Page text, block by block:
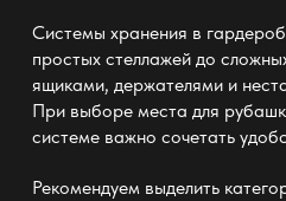
Системы хранения в
простых стеллажей до
ящиками, держателями и
При выборе места для
системе важно сочетать
Рекомендуем выделить